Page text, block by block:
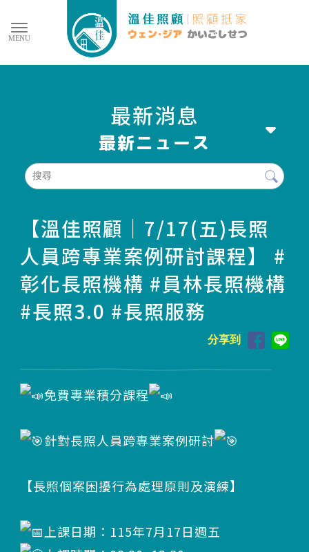
最新消息
【溫佳照顧｜7/17(五)長照
人員跨專業案例研討課程】 #
彰化長照機構 #員林長照機構
#長照3.0 #長照服務
分享到
免費專業積分課程
針對長照人員跨專業案例研討
【長照個案困擾行為處理原則及演練】
上課日期：115年7月17日週五